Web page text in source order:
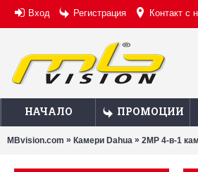
Вход Регистрация Контакт с
НАЧАЛО ПРОМОЦИИ
MBvision.com » Камери Dahua » 2MP 4-в-1